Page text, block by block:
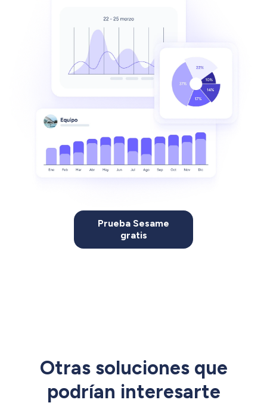
Prueba Sesame
gratis
Otras soluciones que
podrían interesarte